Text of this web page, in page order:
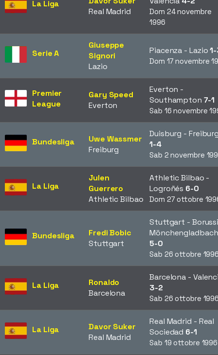
La Liga
Real Madrid
Dom 24 novembre
1996
Serie A
Giuseppe
Signori
Lazio
Piacenza - Lazio
Dom 17 novembre
Premier
League
Gary Speed
Everton
Everton -
Southampton 7-1
Sab 16 novembre
Bundesliga
Uwe Wassmer
Freiburg
Duisburg -
1-4
Sab 2 novembre
La Liga
Julen
Guerrero
Athletic Bilbao
Athletic Bilbao -
Logroñés 6-0
Dom 27 ottobre
Bundesliga
Fredi Bobic
Stuttgart
Stuttgart -
Mönchengladbach
5-0
Sab 26 ottobre
La Liga
Ronaldo
Barcelona
Barcelona -
3-2
Sab 26 ottobre
La Liga
Davor Suker
Real Madrid
Real Madrid - Real
Sociedad 6-1
Sab 19 ottobre 1996